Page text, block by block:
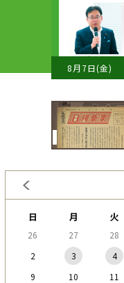
8月7日(金)
日 月 火
26 27 28
2
3 4
9
10 11